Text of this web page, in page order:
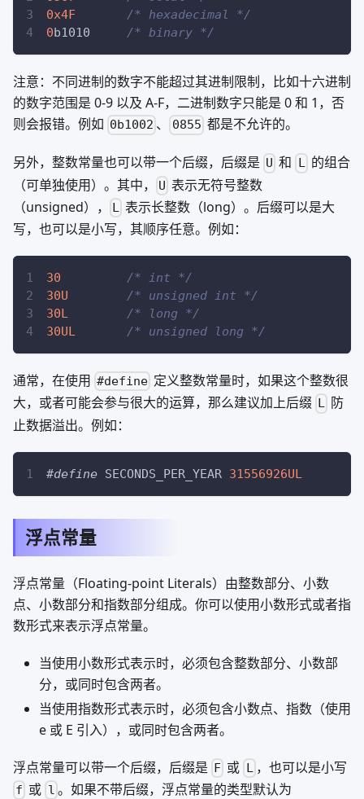
0x4F
/* hexadecimal */
0b1010 /* binary */
注意：不同进制的数字不能超过其进制限制，比如十六进制
的数字范围是 0-9 以及 A-F，二进制数字只能是 0 和 1，否
则会报错。例如 0b1002 、 0855 都是不允许的。
另外，整数常量也可以带一个后缀，后缀是 U 和 L 的组合
（可单独使用）。其中，
U 表示无符号整数
（unsigned），
L 表示长整数（long）。后缀可以是大
写，也可以是小写，其顺序任意。例如：
30
/* int */
30U
/* unsigned int */
30L
/* long */
30UL
/* unsigned long */
通常，在使用 #define 定义整数常量时，如果这个整数很
大，或者可能会参与很大的运算，那么建议加上后缀
L 防
止数据溢出。例如：
#define SECONDS_PER_YEAR 31556926UL
浮点常量
浮点常量（Floating-point Literals）由整数部分、小数
点、小数部分和指数部分组成。你可以使用小数形式或者指
数形式来表示浮点常量。
当使用小数形式表示时，必须包含整数部分、小数部
分，或同时包含两者。
当使用指数形式表示时，必须包含小数点、指数（使用
e 或 E 引入），或同时包含两者。
浮点常量可以带一个后缀，后缀是 F 或 L，也可以是小写
f 或 l 。如果不带后缀，浮点常量的类型默认为